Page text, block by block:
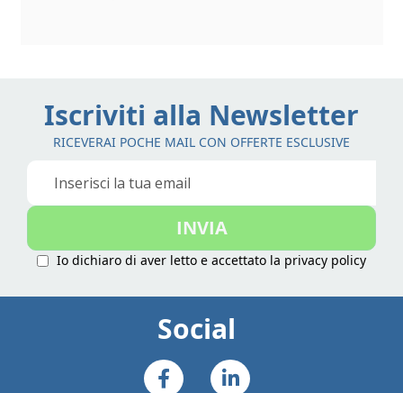
Iscriviti alla Newsletter
RICEVERAI POCHE MAIL CON OFFERTE ESCLUSIVE
Iscriviti
nostra
INVIA
Io dichiaro di aver letto e accettato la privacy policy
Social